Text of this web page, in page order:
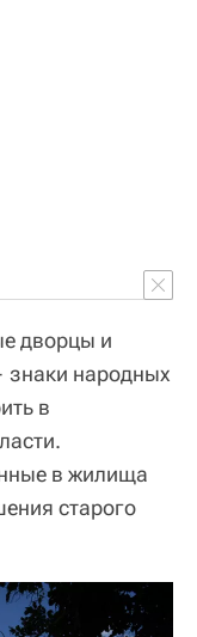
дворцы и
народных
в
в жилища
старого